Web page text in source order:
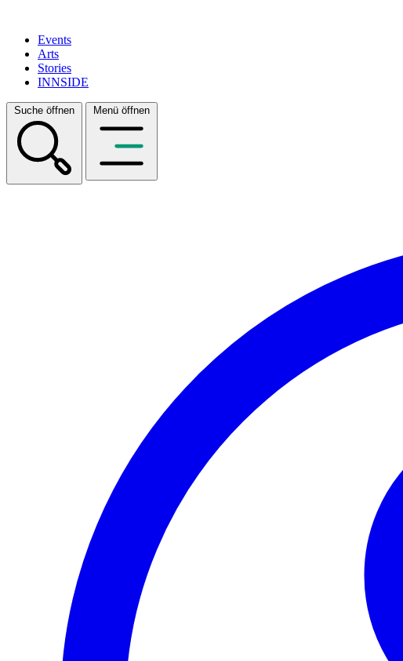
Events
Arts
Stories
INNSIDE
Suche öffnen Menü öffnen